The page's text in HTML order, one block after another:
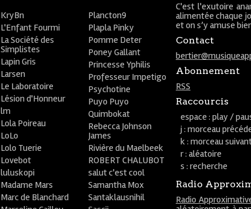
C'est l'exutoire
alimentée chaque
et on s’y amuse
Contact
Abonnement
RSS
Raccourcis
espace : play /
j : morceau
k : morceau
r : aléatoire
s : recherche
Radio
Radio
KryBn
L'Enfant Fourmi
La Société des
Simplistes
Lapin Gris
Larsen
Le Laboratoire
Lésion d'Honneur
lm
Lola Poireau
LoLo
Lolo Tuerie
Lovebot
luluskopi
Madame Mars
Marc de Blanchard
Plancton9
Plapla Pinky
Pomme Deter
Poney Gallant
Princesse Yphilis
Professeur Impetigo
Psychotine
Puyo Puyo
Quimbokat
Rebecca Johnson
James
Rivière du Maelbeek
ROBERT CHALUBOT
salut c'est cool
Samantha Mox
Santaklausnihil